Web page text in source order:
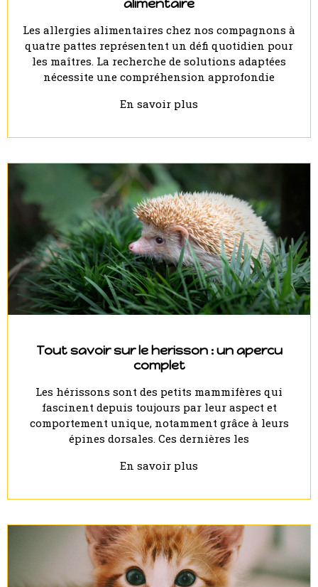
alimentaire
Les allergies alimentaires chez nos compagnons à
quatre pattes représentent un défi quotidien pour
les maîtres. La recherche de solutions adaptées
nécessite une compréhension approfondie
En savoir plus
Tout savoir sur le herisson : un apercu
complet
Les hérissons sont des petits mammifères qui
fascinent depuis toujours par leur aspect et
comportement unique, notamment grâce à leurs
épines dorsales. Ces dernières les
En savoir plus